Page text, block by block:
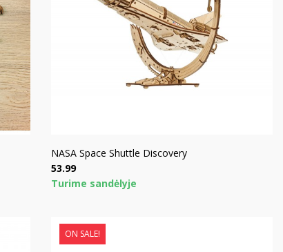
NASA Space Shuttle Discovery
Price
53.99
Turime sandėlyje
ON SALE!